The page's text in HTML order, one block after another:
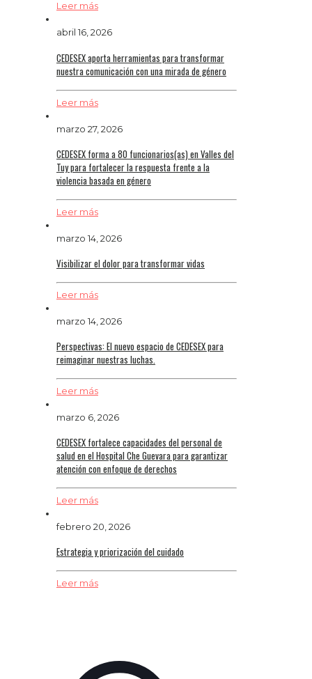
Leer más
abril 16, 2026
CEDESEX aporta herramientas para transformar
nuestra comunicación con una mirada de género
Leer más
marzo 27, 2026
CEDESEX forma a 80 funcionarios(as) en Valles del
Tuy para fortalecer la respuesta frente a la
violencia basada en género
Leer más
marzo 14, 2026
Visibilizar el dolor para transformar vidas
Leer más
marzo 14, 2026
Perspectivas: El nuevo espacio de CEDESEX para
reimaginar nuestras luchas.
Leer más
marzo 6, 2026
CEDESEX fortalece capacidades del personal de
salud en el Hospital Che Guevara para garantizar
atención con enfoque de derechos
Leer más
febrero 20, 2026
Estrategia y priorización del cuidado
Leer más